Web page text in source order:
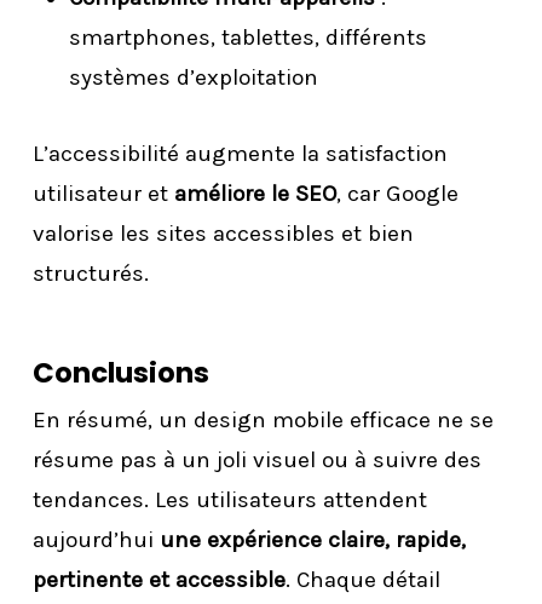
smartphones, tablettes, différents
systèmes d’exploitation
L’accessibilité augmente la satisfaction
utilisateur et améliore le SEO, car Google
valorise les sites accessibles et bien
structurés.
Conclusions
En résumé, un design mobile efficace ne se
résume pas à un joli visuel ou à suivre des
tendances. Les utilisateurs attendent
aujourd’hui une expérience claire, rapide,
pertinente et accessible. Chaque détail